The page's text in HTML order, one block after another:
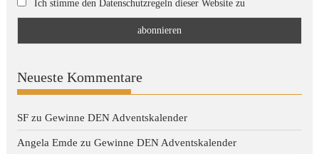
Ich stimme den Datenschutzregeln dieser Website zu
Neueste Kommentare
SF zuGewinne DEN Adventskalender
Angela Emde zuGewinne DEN Adventskalender